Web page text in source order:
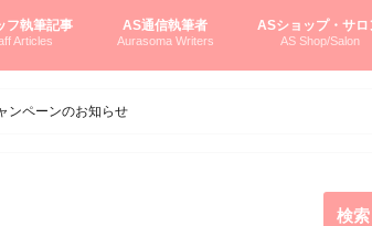
フ執筆記事
Articles
AS通信執筆者
Aurasoma Writers
ASショップ・サロ
AS Shop/Salon
ンペーンのお知らせ
検索